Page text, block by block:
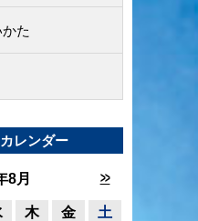
た
レンダー
8月 >>
木 金
土